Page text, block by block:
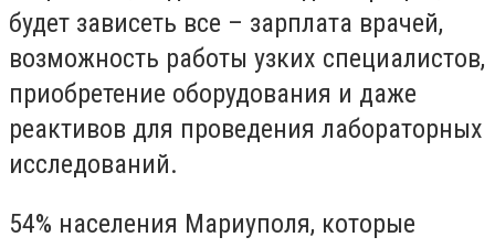
будет зависеть все – зарплата врачей,
возможность работы узких специалистов,
приобретение оборудования и даже
реактивов для проведения лабораторных
исследований.
54% населения Мариуполя, которые